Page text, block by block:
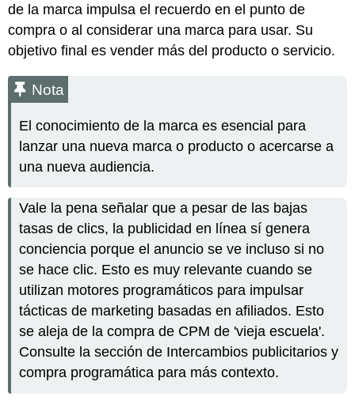
ventas
de la marca impulsa el recuerdo en el punto de
compra o al considerar una marca para usar. Su
objetivo final es vender más del producto o servicio.
Nota
El conocimiento de la marca es esencial para
lanzar una nueva marca o producto o acercarse a
una nueva audiencia.
Vale la pena señalar que a pesar de las bajas
tasas de clics, la publicidad en línea sí genera
conciencia porque el anuncio se ve incluso si no
se hace clic. Esto es muy relevante cuando se
utilizan motores programáticos para impulsar
tácticas de marketing basadas en afiliados. Esto
se aleja de la compra de CPM de 'vieja escuela'.
Consulte la sección de Intercambios publicitarios y
compra programática para más contexto.